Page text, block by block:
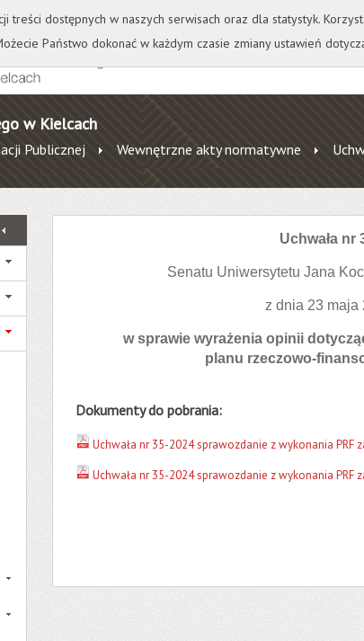
Wydawnictwo Wirtualna Uczelnia A A A A
w Kielcach
Publicznej Wewnętrzne akty normatywne
Uchwała nr
Senatu Uniwersytetu Jana
z dnia 23 maja
w sprawie wyrażenia opinii
planu rzeczowo-
Dokumenty do pobrania:
Uchwała nr 35-2024 sprawozdanie z wykonania PRF
Uchwała nr 35-2024 sprawozdanie z wykonania PRF
dostępnych w naszych serwisach oraz dla statystyk.
Państwo dokonać w każdym czasie zmiany ustawień